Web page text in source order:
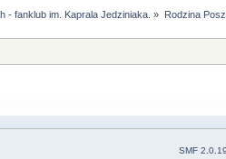
- fanklub im. Kaprala Jedziniaka. » Rodzina
SMF